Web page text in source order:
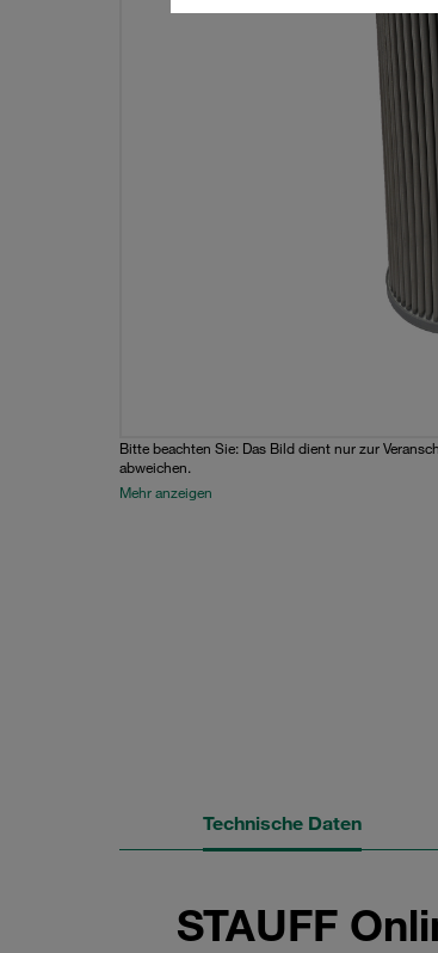
Bitte beachten Sie: Das Bild dient nur zur
abweichen.
Mehr anzeigen
Technische Daten
STAUFF